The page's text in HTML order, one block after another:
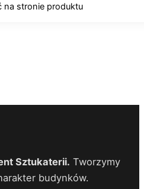
na stronie produktu
Sztukaterii. Tworzymy
budynków.